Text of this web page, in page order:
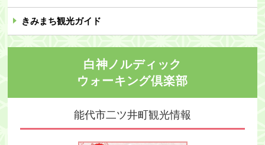
きみまち観光ガイド
白神ノルディック
ウォーキング倶楽部
能代市二ツ井町観光情報